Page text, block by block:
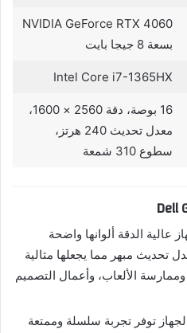
NVIDIA GeForce RTX 4060
بسعة 8 جيجا بايت
Intel Core i7-1365HX
16 بوصة، دقة 2560 × 1600،
معدل تحديث 240 هرتز،
سطوع 310 شمعة
عالية الدقة ألوانها واضحة
تحديث مبهر مما يجعلها مثالية
الألعاب، وأعمال التصميم
توفر تجربة سلسلة وممتعة